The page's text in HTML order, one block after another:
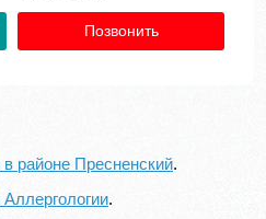
Позвонить
в районе Пресненский.
Аллергологии.